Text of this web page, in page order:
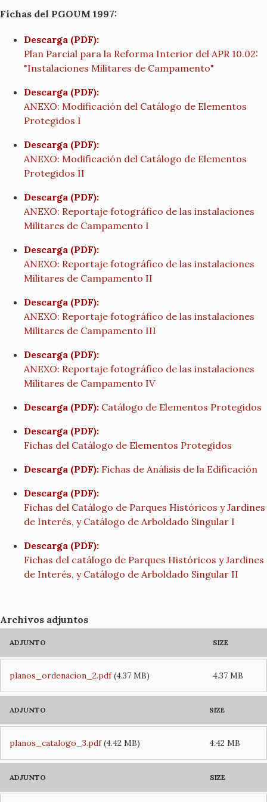
Fichas del PGOUM 1997:
Descarga (PDF):
Plan Parcial para la Reforma Interior del APR 10.02:
"Instalaciones Militares de Campamento"
Descarga (PDF):
ANEXO: Modificación del Catálogo de Elementos
Protegidos I
Descarga (PDF):
ANEXO: Modificación del Catálogo de Elementos
Protegidos II
Descarga (PDF):
ANEXO: Reportaje fotográfico de las instalaciones
Militares de Campamento I
Descarga (PDF):
ANEXO: Reportaje fotográfico de las instalaciones
Militares de Campamento II
Descarga (PDF):
ANEXO: Reportaje fotográfico de las instalaciones
Militares de Campamento III
Descarga (PDF):
ANEXO: Reportaje fotográfico de las instalaciones
Militares de Campamento IV
Descarga (PDF): Catálogo de Elementos Protegidos
Descarga (PDF):
Fichas del Catálogo de Elementos Protegidos
Descarga (PDF): Fichas de Análisis de la Edificación
Descarga (PDF):
Fichas del Catálogo de Parques Históricos y Jardines
de Interés, y Catálogo de Arboldado Singular I
Descarga (PDF):
Fichas del catálogo de Parques Históricos y Jardines
de Interés, y Catálogo de Arboldado Singular II
Archivos adjuntos
ADJUNTO SIZE
planos_ordenacion_2.pdf (4.37 MB) 4.37 MB
ADJUNTO SIZE
planos_catalogo_3.pdf (4.42 MB) 4.42 MB
ADJUNTO SIZE